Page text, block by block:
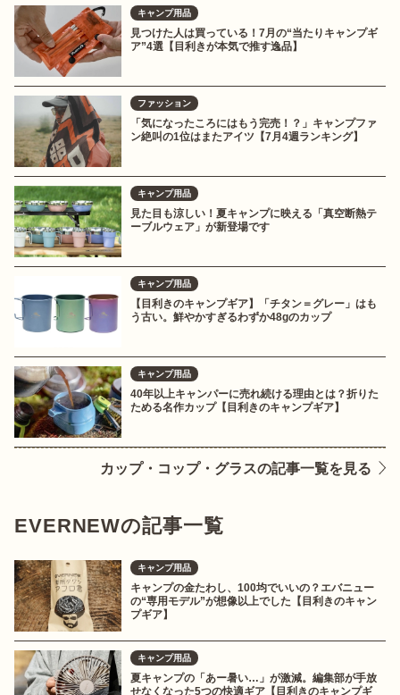
キャンプ用品
見つけた人は買っている！7月の“当たりキャンプギ
ア”4選【目利きが本気で推す逸品】
ファッション
「気になったころにはもう完売！？」キャンプファ
ン絶叫の1位はまたアイツ【7月4週ランキング】
キャンプ用品
見た目も涼しい！夏キャンプに映える「真空断熱テ
ーブルウェア」が新登場です
キャンプ用品
【目利きのキャンプギア】「チタン＝グレー」はも
う古い。鮮やかすぎるわずか48gのカップ
キャンプ用品
40年以上キャンパーに売れ続ける理由とは？折りた
ためる名作カップ【目利きのキャンプギア】
カップ・コップ・グラスの記事一覧を見る
EVERNEWの記事一覧
キャンプ用品
キャンプの金たわし、100均でいいの？エバニュー
の“専用モデル”が想像以上でした【目利きのキャン
プギア】
キャンプ用品
夏キャンプの「あー暑い…」が激減。編集部が手放
せなくなった5つの快適ギア【目利きのキャンプギ